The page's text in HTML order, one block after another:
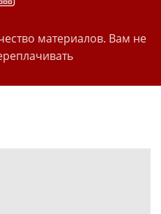
материалов. Вам не